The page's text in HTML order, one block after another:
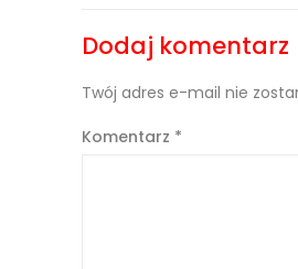
Dodaj komentarz
Twój adres e-mail nie
Komentarz *